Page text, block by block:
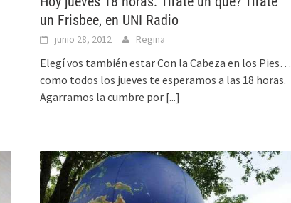
un Frisbee, en UNI Radio
junio 28, 2012 Regina
Elegí vos también estar Con la Cabeza en los Pies…
como todos los jueves te esperamos a las 18 horas.
Agarramos la cumbre por [...]